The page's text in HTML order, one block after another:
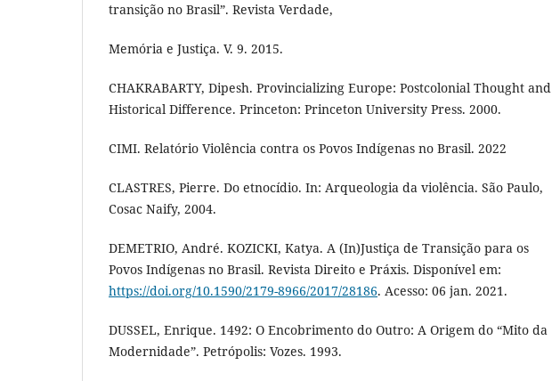
transição no Brasil”. Revista Verdade,
Memória e Justiça. V. 9. 2015.
CHAKRABARTY, Dipesh. Provincializing Europe: Postcolonial Thought and
Historical Difference. Princeton: Princeton University Press. 2000.
CIMI. Relatório Violência contra os Povos Indígenas no Brasil. 2022
CLASTRES, Pierre. Do etnocídio. In: Arqueologia da violência. São Paulo,
Cosac Naify, 2004.
DEMETRIO, André. KOZICKI, Katya. A (In)Justiça de Transição para os
Povos Indígenas no Brasil. Revista Direito e Práxis. Disponível em:
https://doi.org/10.1590/2179-8966/2017/28186. Acesso: 06 jan. 2021.
DUSSEL, Enrique. 1492: O Encobrimento do Outro: A Origem do “Mito da
Modernidade”. Petrópolis: Vozes. 1993.